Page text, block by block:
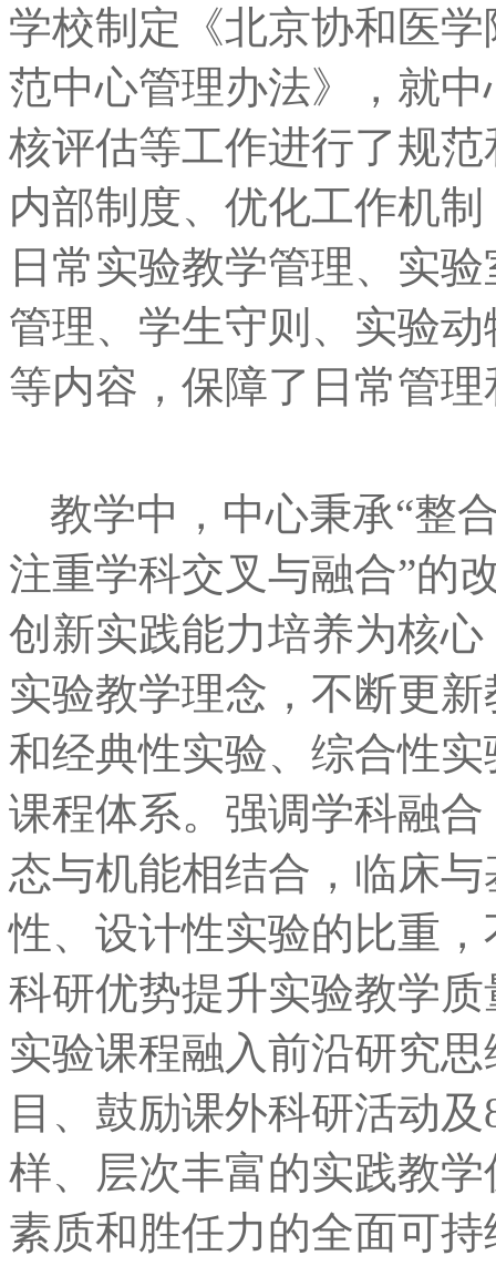
学校制定《北京协和医
范中心管理办法》，就
核评估等工作进行了规
内部制度、优化工作机
日常实验教学管理、实
管理、学生守则、实验
等内容，保障了日常管
教学中，中心秉承“整
注重学科交叉与融合”的
创新实践能力培养为核
实验教学理念，不断更
和经典性实验、综合性
课程体系。强调学科融
态与机能相结合，临床
性、设计性实验的比重
科研优势提升实验教学
实验课程融入前沿研究
目、鼓励课外科研活动
样、层次丰富的实践教
素质和胜任力的全面可